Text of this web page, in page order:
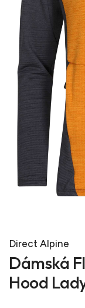
Direct Alpine
Dámská
Hood